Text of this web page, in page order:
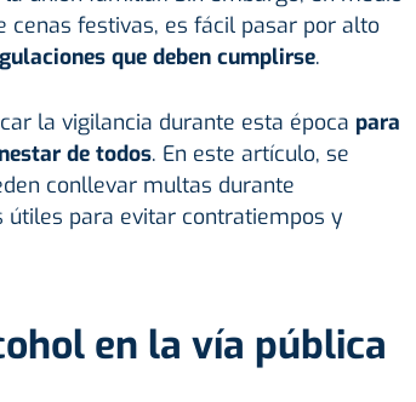
cenas festivas, es fácil pasar por alto
que deben cumplirse.
la vigilancia durante esta época para
de todos. En este artículo, se
conllevar multas durante
útiles para evitar contratiempos y
en la vía pública